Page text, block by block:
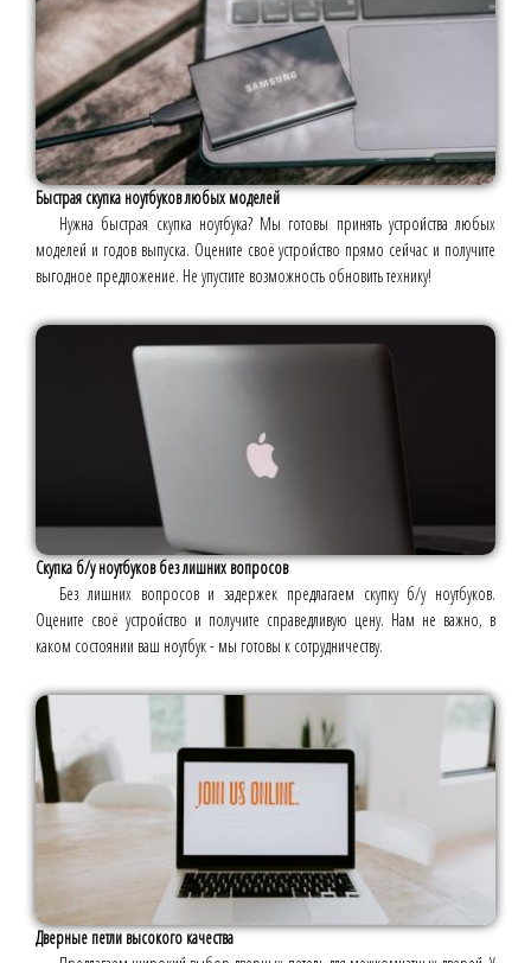
Быстрая скупка ноутбуков любых моделей
Нужна быстрая скупка ноутбука? Мы готовы принять устройства любых
моделей и годов выпуска. Оцените своё устройство прямо сейчас и получите
выгодное предложение. Не упустите возможность обновить технику!
Скупка б/у ноутбуков без лишних вопросов
Без лишних вопросов и задержек предлагаем скупку б/у ноутбуков.
Оцените своё устройство и получите справедливую цену. Нам не важно, в
каком состоянии ваш ноутбук - мы готовы к сотрудничеству.
Дверные петли высокого качества